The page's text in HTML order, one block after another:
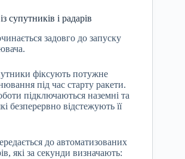
супутників і радарів
задовго до запуску
фіксують потужне
під час старту ракети.
підключаються наземні та
безперервно відстежують її
до автоматизованих
які за секунди визначають: